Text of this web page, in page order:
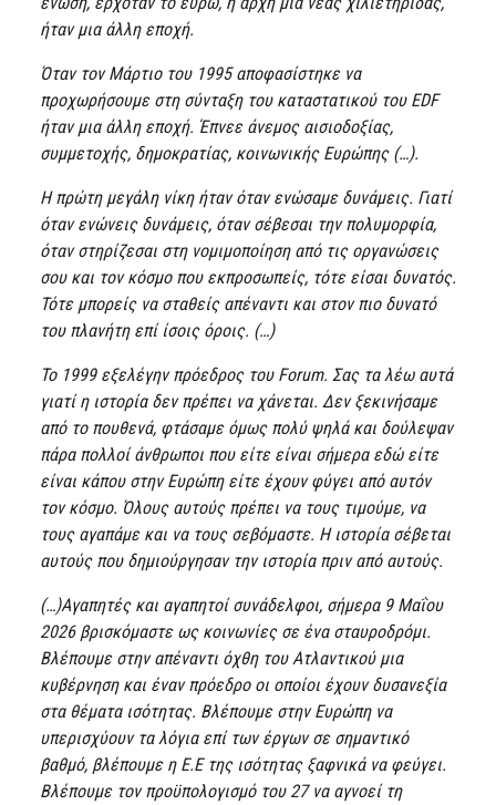
ήταν μια άλλη εποχή.
Όταν τον Μάρτιο του 1995 αποφασίστηκε να
προχωρήσουμε στη σύνταξη του καταστατικού του EDF
ήταν μια άλλη εποχή. Έπνεε άνεμος αισιοδοξίας,
συμμετοχής, δημοκρατίας, κοινωνικής Ευρώπης (…).
H πρώτη μεγάλη νίκη ήταν όταν ενώσαμε δυνάμεις. Γιατί
όταν ενώνεις δυνάμεις, όταν σέβεσαι την πολυμορφία,
όταν στηρίζεσαι στη νομιμοποίηση από τις οργανώσεις
σου και τον κόσμο που εκπροσωπείς, τότε είσαι δυνατός.
Τότε μπορείς να σταθείς απέναντι και στον πιο δυνατό
του πλανήτη επί ίσοις όροις. (…)
Το 1999 εξελέγην πρόεδρος του Forum. Σας τα λέω αυτά
γιατί η ιστορία δεν πρέπει να χάνεται. Δεν ξεκινήσαμε
από το πουθενά, φτάσαμε όμως πολύ ψηλά και δούλεψαν
πάρα πολλοί άνθρωποι που είτε είναι σήμερα εδώ είτε
είναι κάπου στην Ευρώπη είτε έχουν φύγει από αυτόν
τον κόσμο. Όλους αυτούς πρέπει να τους τιμούμε, να
τους αγαπάμε και να τους σεβόμαστε. Η ιστορία σέβεται
αυτούς που δημιούργησαν την ιστορία πριν από αυτούς.
(…)Αγαπητές και αγαπητοί συνάδελφοι, σήμερα 9 Μαΐου
2026 βρισκόμαστε ως κοινωνίες σε ένα σταυροδρόμι.
Βλέπουμε στην απέναντι όχθη του Ατλαντικού μια
κυβέρνηση και έναν πρόεδρο οι οποίοι έχουν δυσανεξία
στα θέματα ισότητας. Βλέπουμε στην Ευρώπη να
υπερισχύουν τα λόγια επί των έργων σε σημαντικό
βαθμό, βλέπουμε η Ε.Ε της ισότητας ξαφνικά να φεύγει.
Βλέπουμε τον προϋπολογισμό του 27 να αγνοεί τη